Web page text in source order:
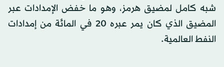
شبه كامل لمضيق هرمز، وهو ما خفض الإمدادات عبر
المضيق الذي كان يمر عبره 20 في المائة من إمدادات
النفط العالمية.